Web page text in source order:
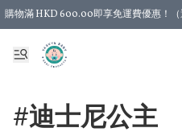
購物滿 HKD 600.00即享免運費優惠！（
#迪士尼公主